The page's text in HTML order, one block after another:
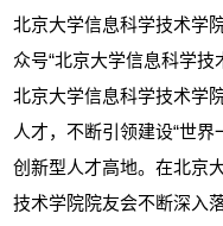
北京大学信息科学技术学
众号“北京大学信息科学技
北京大学信息科学技术学
人才，不断引领建设“世
创新型人才高地。在北京
技术学院院友会不断深入